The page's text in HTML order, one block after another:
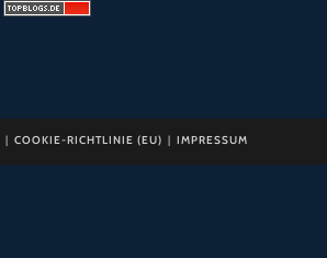
COOKIE-RICHTLINIE (EU) IMPRESSUM